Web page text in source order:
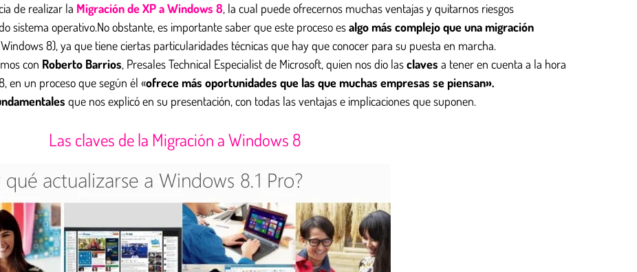
de realizar la Migración de XP a Windows 8, la cual puede ofrecernos muchas ventajas y quitarnos riesgos
sistema operativo.No obstante, es importante saber que este proceso esalgo más complejo que una migración
8), ya que tiene ciertas particularidades técnicas que hay que conocer para su puesta en marcha.
con Roberto Barrios, Presales Technical Especialist de Microsoft, quien nos dio lasclaves a tener en cuenta a la hora
en un proceso que según él «ofrece más oportunidades que las que muchas empresas se piensan».
que nos explicó en su presentación, con todas las ventajas e implicaciones que suponen.
Las claves de la Migración a Windows 8